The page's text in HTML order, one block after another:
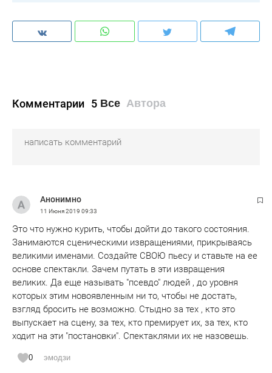
Комментарии 5 Все Автора
Анонимно
11 Июня 2019 09:33
Это что нужно курить, чтобы дойти до такого состояния.
Занимаются сценическими извращениями, прикрываясь
великими именами. Создайте СВОЮ пьесу и ставьте на ее
основе спектакли. Зачем путать в эти извращения
великих. Да еще называть "псевдо" людей , до уровня
которых этим новоявленным ни то, чтобы не достать,
взгляд бросить не возможно. Стыдно за тех , кто это
выпускает на сцену, за тех, кто премирует их, за тех, кто
ходит на эти "постановки". Спектаклями их не назовешь.
0 эмодзи